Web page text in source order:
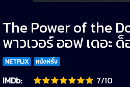
The Power of the
พาวเวอร์ ออฟ เดอะ
NETFLIX หนังฝรั่ง
IMDb:
7/10